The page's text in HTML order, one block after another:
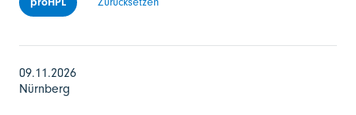
09.11.2026
Nürnberg